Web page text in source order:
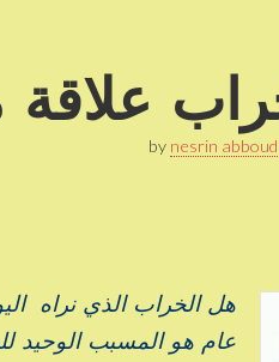
علاقة
by nesrin abboud
هل الخراب الذي نراه
عام هو المسبب الوحيد